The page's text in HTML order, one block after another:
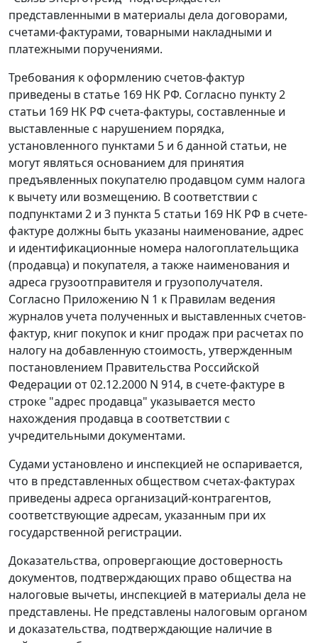
представленными в материалы дела договорами,
счетами-фактурами, товарными накладными и
платежными поручениями.
Требования к оформлению счетов-фактур
приведены в статье 169 НК РФ. Согласно пункту 2
статьи 169 НК РФ счета-фактуры, составленные и
выставленные с нарушением порядка,
установленного пунктами 5 и 6данной статьи, не
могут являться основанием для принятия
предъявленных покупателю продавцом сумм налога
к вычету или возмещению. В соответствии с
подпунктами 2 и 3 пункта 5 статьи 169 НК РФ в счете-
фактуре должны быть указаны наименование, адрес
и идентификационные номера налогоплательщика
(продавца) и покупателя, а также наименования и
адреса грузоотправителя и грузополучателя.
Согласно Приложению N 1 к Правилам ведения
журналов учета полученных и выставленных счетов-
фактур, книг покупок и книг продаж при расчетах по
налогу на добавленную стоимость, утвержденным
постановлением Правительства Российской
Федерации от 02.12.2000 N 914, в счете-фактуре в
строке "адрес продавца" указывается место
нахождения продавца в соответствии с
учредительными документами.
Судами установлено и инспекцией не оспаривается,
что в представленных обществом счетах-фактурах
приведены адреса организаций-контрагентов,
соответствующие адресам, указанным при их
государственной регистрации.
Доказательства, опровергающие достоверность
документов, подтверждающих право общества на
налоговые вычеты, инспекцией в материалы дела не
представлены. Не представлены налоговым органом
и доказательства, подтверждающие наличие в